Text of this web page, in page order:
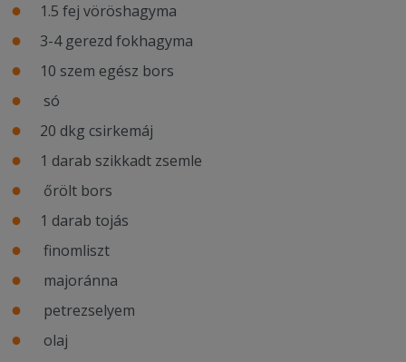
1.5 fej vöröshagyma
3-4 gerezd fokhagyma
10 szem egész bors
só
20 dkg csirkemáj
1 darab szikkadt zsemle
őrölt bors
1 darab tojás
finomliszt
majoránna
petrezselyem
olaj